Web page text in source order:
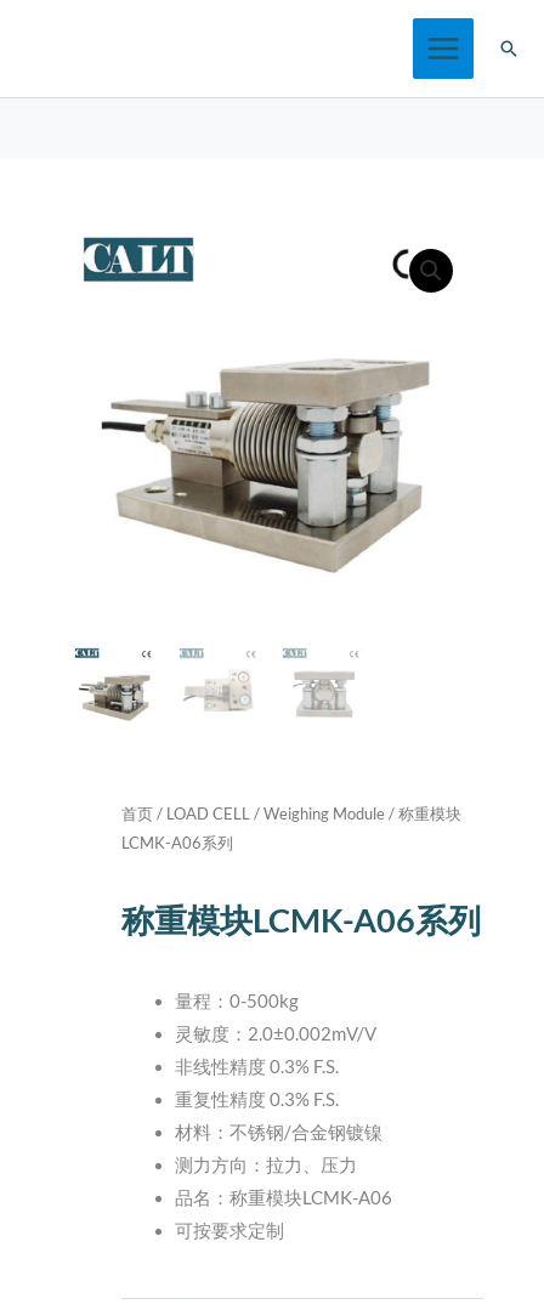
搜
首页/ LOAD CELL /Weighing Module/ 称重模块
LCMK-A06系列
称重模块LCMK-A06系列
量程：0-500kg
灵敏度：2.0±0.002mV/V
非线性精度 0.3% F.S.
重复性精度 0.3% F.S.
材料：不锈钢/合金钢镀镍
测力方向：拉力、压力
品名：称重模块LCMK-A06
可按要求定制